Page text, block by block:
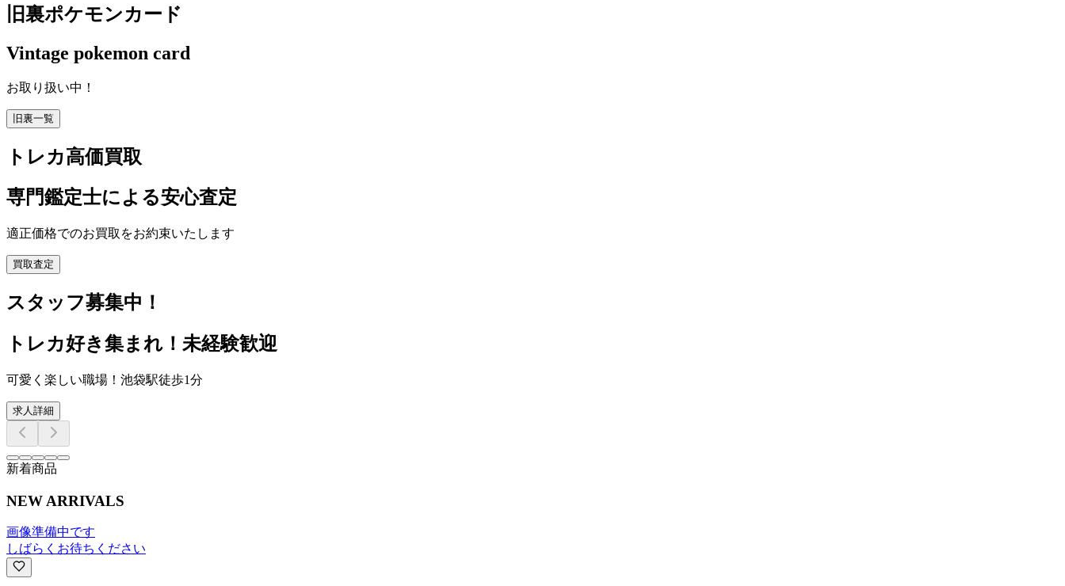
旧裏ポケモンカード
Vintage pokemon card
お取り扱い中！
旧裏一覧
トレカ高価買取
専門鑑定士による安心査定
適正価格でのお買取をお約束いたします
買取査定
スタッフ募集中！
トレカ好き集まれ！未経験歓迎
可愛く楽しい職場！池袋駅徒歩1分
求人詳細
新着商品
NEW ARRIVALS
画像準備中です
しばらくお待ちください